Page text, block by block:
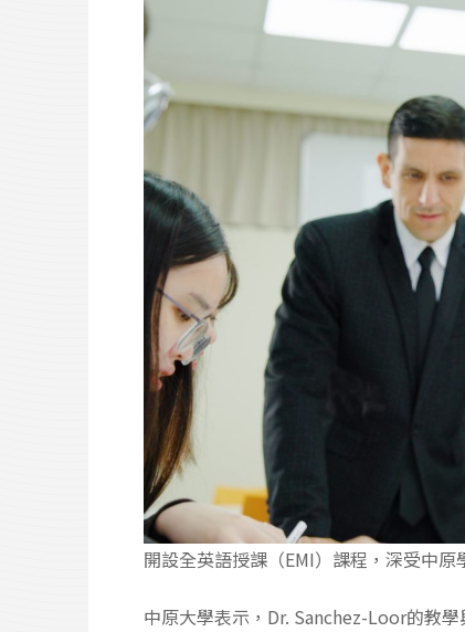
開設全英語授課（EMI）課程，深受中原
中原大學表示，Dr. Sanchez-Loor的教